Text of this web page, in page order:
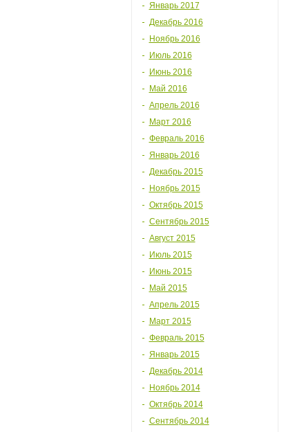
Январь 2017
Декабрь 2016
Ноябрь 2016
Июль 2016
Июнь 2016
Май 2016
Апрель 2016
Март 2016
Февраль 2016
Январь 2016
Декабрь 2015
Ноябрь 2015
Октябрь 2015
Сентябрь 2015
Август 2015
Июль 2015
Июнь 2015
Май 2015
Апрель 2015
Март 2015
Февраль 2015
Январь 2015
Декабрь 2014
Ноябрь 2014
Октябрь 2014
Сентябрь 2014